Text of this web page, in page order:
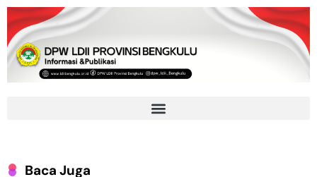
Baca Juga